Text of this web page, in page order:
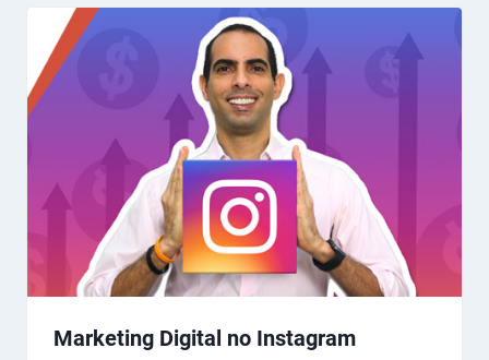
Marketing Digital no Instagram